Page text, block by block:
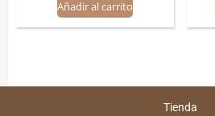
Añadir al carrito
Tienda